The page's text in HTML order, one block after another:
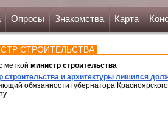
Опросы Знакомства Карта
СТРОИТЕЛЬСТВА
меткой министр строительства
строительства и архитектуры лишился
обязанности губернатора